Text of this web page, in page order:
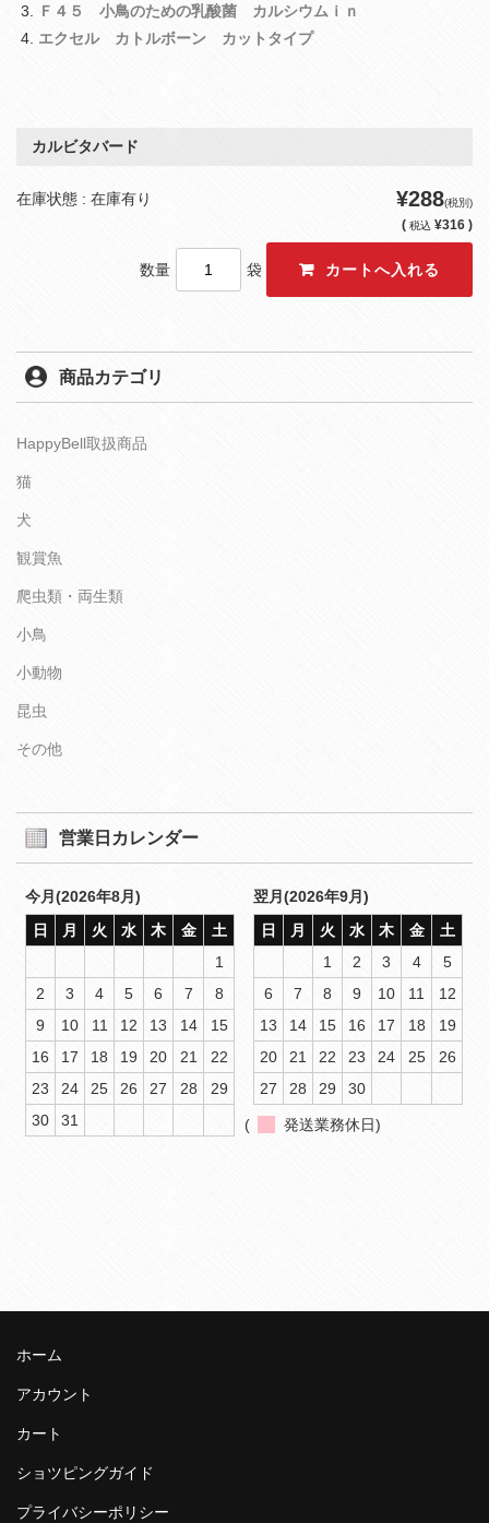
Ｆ４５ 小鳥のための乳酸菌 カルシウムｉｎ
エクセル カトルボーン カットタイプ
カルビタバード
在庫状態 : 在庫有り ¥288(税別)
( 税込 ¥316 )
数量 袋
商品カテゴリ
HappyBell取扱商品
猫
犬
観賞魚
爬虫類・両生類
小鳥
小動物
昆虫
その他
営業日カレンダー
今月(2026年8月)
日
月 火 水 木 金
土
1
2
3 4 5 6 7
8
9
10 11 12 13 14
15
16
17 18 19 20 21
22
23
24 25 26 27 28
29
30
31
翌月(2026年9月)
日
月 火 水 木 金
土
1
2 3 4
5
6
7 8 9 10 11
12
13
14 15 16 17 18
19
20
21 22 23 24 25
26
27
28 29 30
( 発送業務休日)
ホーム
アカウント
カート
ショツピングガイド
プライバシーポリシー